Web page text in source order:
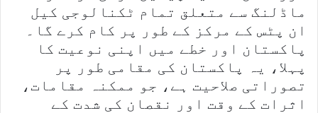
ماڈلنگ سے متعلق تمام ٹکنالوجی کیل
ان پٹس کے مرکز کے طور پر کام کرے گا۔
پاکستان اور خطے میں اپنی نوعیت کا
پہلا، یہ پاکستان کی مقامی طور پر
تصوراتی صلاحیت ہے، جو ممکنہ مقامات،
اثرات کے وقت اور نقصان کی شدت کے